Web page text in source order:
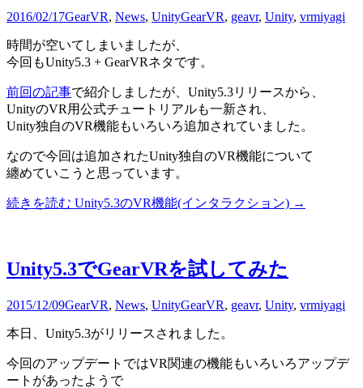
2016/02/17GearVR, News, UnityGearVR, geavr, Unity, vrmiyagi
時間が空いてしまいましたが、
今回もUnity5.3 + GearVRネタです。
前回の記事で紹介しましたが、Unity5.3リリースから、
UnityのVR用公式チュートリアルも一新され、
Unity独自のVR機能もいろいろ追加されていました。
なので今回は追加されたUnity独自のVR機能について
纏めていこうと思っています。
続きを読む Unity5.3のVR機能(インタラクション) →
Unity5.3でGearVRを試してみた
2015/12/09GearVR, News, UnityGearVR, geavr, Unity, vrmiyagi
本日、Unity5.3がリリースされました。
今回のアップデートではVR関連の機能もいろいろアップデ
ートがあったようで